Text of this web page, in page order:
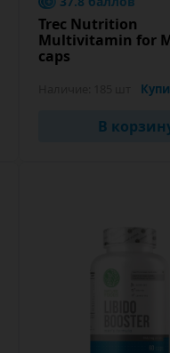
Trec Nutrition
Multivitamin for
caps
В